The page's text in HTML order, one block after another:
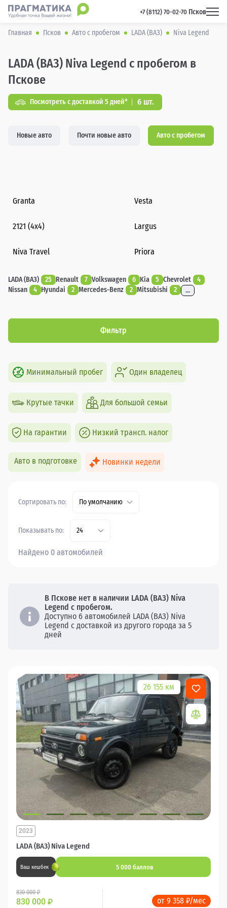
+7 (8112) 70-02-70 Псков
Главная Псков Авто с пробегом LADA (ВАЗ) Niva Legend
LADA (ВАЗ) Niva Legend с пробегом в
Пскове
Посмотреть с доставкой 5 дней* 6 шт.
Новые авто Почти новые авто Авто с пробегом
Granta Vesta
2121 (4x4) Largus
Niva Travel Priora
LADA (ВАЗ) 25 Renault 7 Volkswagen 6 Kia 5 Chevrolet
4
Nissan
4 Hyundai 2 Mercedes-Benz 2 Mitsubishi 2 ...
Фильтр
Минимальный пробег Один владелец
Крутые тачки Для большой семьи
На гарантии Низкий трансп. налог
Авто в подготовке Новинки недели
Сортировать по: По умолчанию
Показывать по: 24
Найдено 0 автомобилей
В Пскове нет в наличии LADA (ВАЗ) Niva
Legend с пробегом.
Доступно 6 автомобилей LADA (ВАЗ) Niva
Legend с доставкой из другого города за 5
дней
26 155 км
LADA (ВАЗ) Niva Legend
2023
Ваш кешбек 5 000 баллов
830 000 ₽
830 000 ₽ от 9 358 ₽/мес